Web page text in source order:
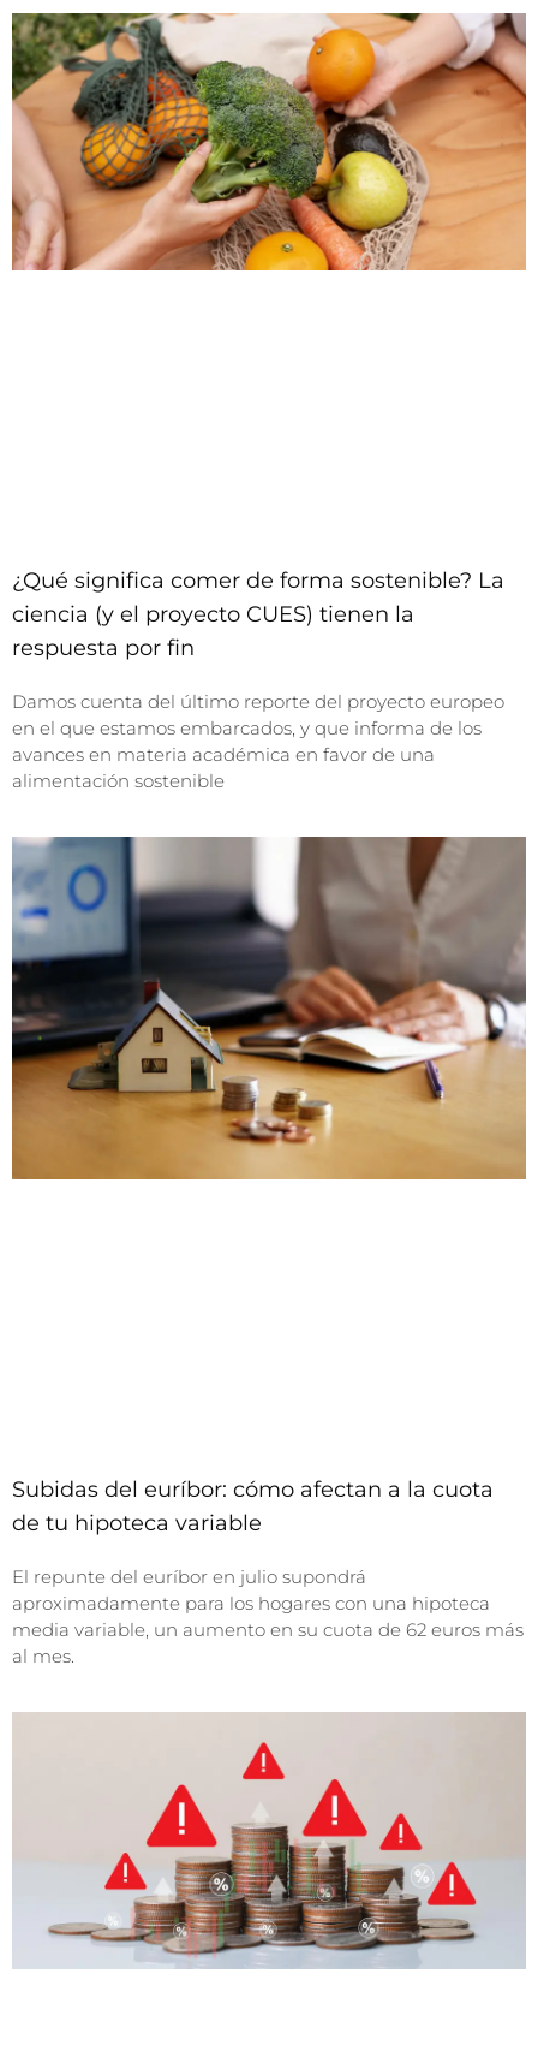
¿Qué significa comer de forma sostenible? La
ciencia (y el proyecto CUES) tienen la
respuesta por fin
Damos cuenta del último reporte del proyecto europeo
en el que estamos embarcados, y que informa de los
avances en materia académica en favor de una
alimentación sostenible
Subidas del euríbor: cómo afectan a la cuota
de tu hipoteca variable
El repunte del euríbor en julio supondrá
aproximadamente para los hogares con una hipoteca
media variable, un aumento en su cuota de 62 euros más
al mes.